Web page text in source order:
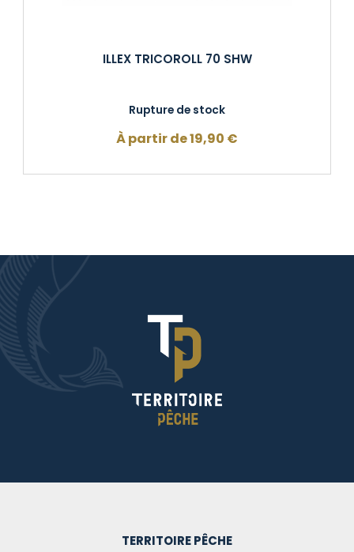
ILLEX TRICOROLL 70 SHW
Rupture de stock
À partir de19,90 €
TERRITOIRE PÊCHE